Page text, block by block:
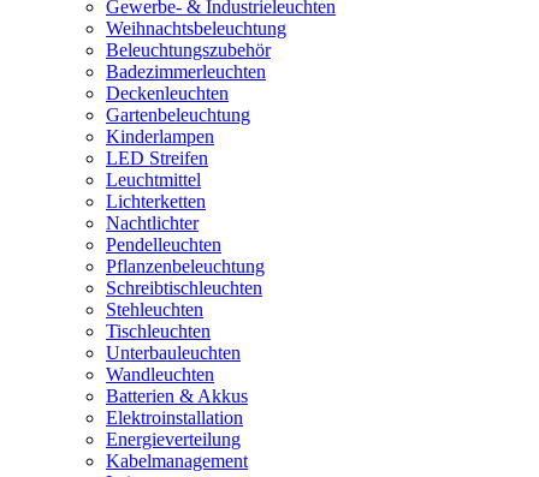
Gewerbe- & Industrieleuchten
Weihnachtsbeleuchtung
Beleuchtungszubehör
Badezimmerleuchten
Deckenleuchten
Gartenbeleuchtung
Kinderlampen
LED Streifen
Leuchtmittel
Lichterketten
Nachtlichter
Pendelleuchten
Pflanzenbeleuchtung
Schreibtischleuchten
Stehleuchten
Tischleuchten
Unterbauleuchten
Wandleuchten
Batterien & Akkus
Elektroinstallation
Energieverteilung
Kabelmanagement